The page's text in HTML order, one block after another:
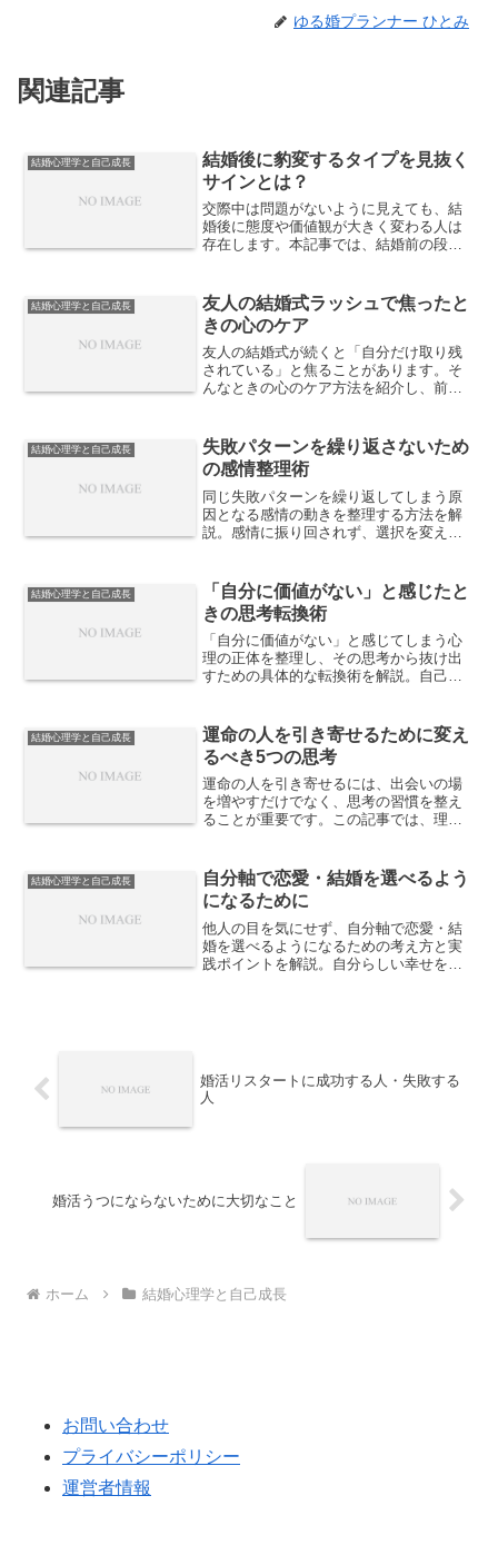
ゆる婚プランナー ひとみ
関連記事
結婚心理学と自己成長
結婚後に豹変するタイプを見抜く
サインとは？
交際中は問題がないように見えても、結
婚後に態度や価値観が大きく変わる人は
存在します。本記事では、結婚前の段階
す。
結婚心理学と自己成長
友人の結婚式ラッシュで焦ったと
きの心のケア
友人の結婚式が続くと「自分だけ取り残
されている」と焦ることがあります。そ
んなときの心のケア方法を紹介し、前向
結婚心理学と自己成長
失敗パターンを繰り返さないため
の感情整理術
同じ失敗パターンを繰り返してしまう原
因となる感情の動きを整理する方法を解
説。感情に振り回されず、選択を変えて
結婚心理学と自己成長
「自分に価値がない」と感じたと
きの思考転換術
「自分に価値がない」と感じてしまう心
理の正体を整理し、その思考から抜け出
すための具体的な転換術を解説。自己否
結婚心理学と自己成長
運命の人を引き寄せるために変え
るべき5つの思考
運命の人を引き寄せるには、出会いの場
を増やすだけでなく、思考の習慣を整え
ることが重要です。この記事では、理想
結婚心理学と自己成長
自分軸で恋愛・結婚を選べるよう
になるために
他人の目を気にせず、自分軸で恋愛・結
婚を選べるようになるための考え方と実
践ポイントを解説。自分らしい幸せをつ
婚活リスタートに成功する人・失敗する
人
婚活うつにならないために大切なこと
ホーム 結婚心理学と自己成長
お問い合わせ
プライバシーポリシー
運営者情報